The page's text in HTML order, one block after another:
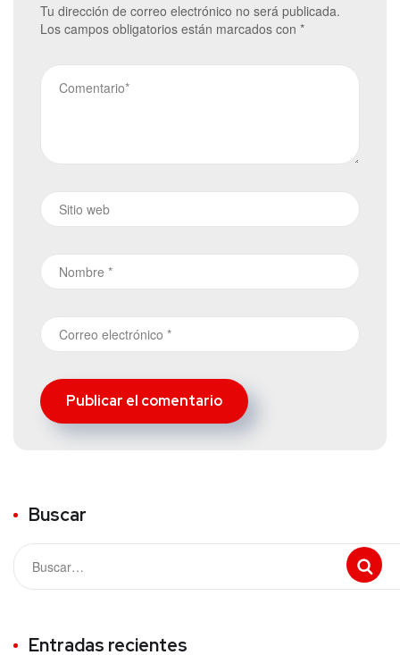
Tu dirección de correo electrónico no será publicada.
Los campos obligatorios están marcados con *
Buscar
Entradas recientes